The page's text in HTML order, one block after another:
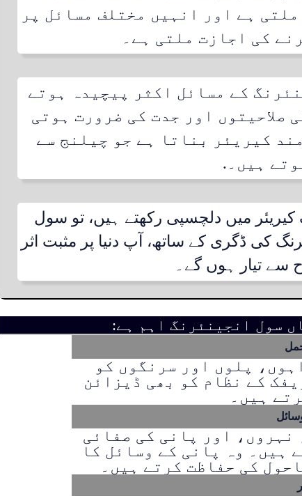
ہے اور انہیں مختلف مسائل پر
کی اجازت ملتی ہے۔
کے مسائل اکثر پیچیدہ ہوتے
صلاحیتوں اور جدت کی ضرورت ہوتی
کیریئر بناتا ہے جو چیلنج سے
ہیں۔.
کیریئر میں دلچسپی رکھتے ہیں، تو سول
کی ڈگری کے ساتھ، آپ دنیا پر مثبت اثر
سے تیار ہوں گے۔
سول انجینئرنگ اہم ہے:
پلوں اور سرنگوں کو
کے نظام کو بھی ڈیزائن
ہیں۔
اور پانی کی صفائی
ہیں۔ وہ پانی کے وسائل کا
کی حفاظت کرتے ہیں۔